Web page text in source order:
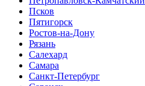
Псков
Пятигорск
Ростов-на-Дону
Рязань
Салехард
Самара
Санкт-Петербург